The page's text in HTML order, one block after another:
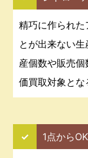
精巧に作られ
とが出来ない
産個数や販売
価買取対象とな
✓ 1点から